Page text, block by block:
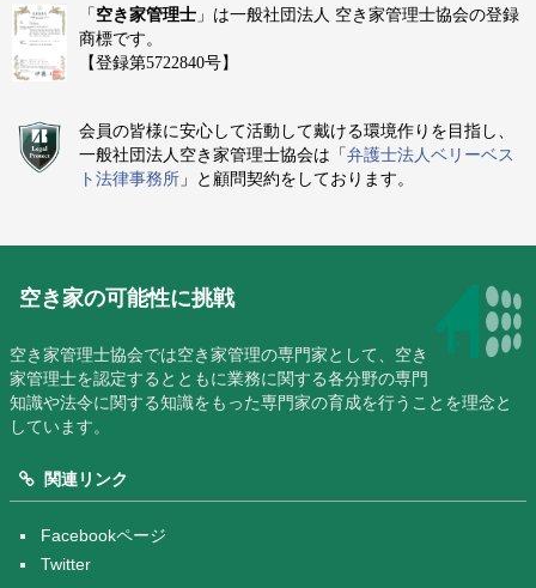
「 空き家管理士 」は一般社団法人 空き家管理士協会の登録
商標です。
【登録第5722840号】
会員の皆様に安心して活動して戴ける環境作りを目指し、
一般社団法人空き家管理士協会は「弁護士法人ベリーベス
ト法律事務所 」と顧問契約をしております。
空き家の可能性に挑戦
空き家管理士協会では空き家管理の専門家として、空き
家管理士を認定するとともに業務に関する各分野の専門
知識や法令に関する知識をもった専門家の育成を行うことを理念と
しています。
関連リンク
Facebookページ
Twitter